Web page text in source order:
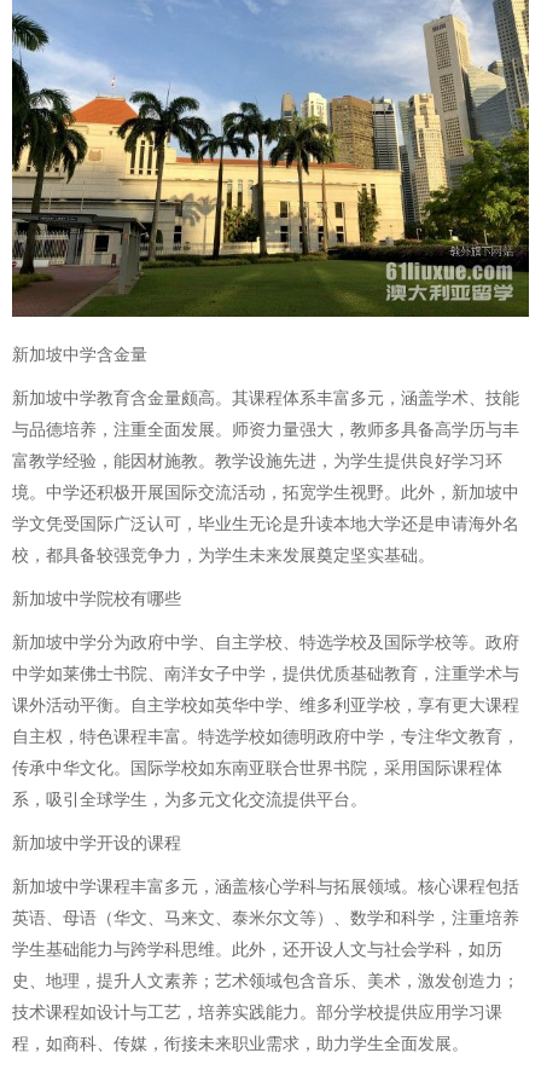
新加坡中学含金量
新加坡中学教育含金量颇高。其课程体系丰富多元，涵盖学术、技能
与品德培养，注重全面发展。师资力量强大，教师多具备高学历与丰
富教学经验，能因材施教。教学设施先进，为学生提供良好学习环
境。中学还积极开展国际交流活动，拓宽学生视野。此外，新加坡中
学文凭受国际广泛认可，毕业生无论是升读本地大学还是申请海外名
校，都具备较强竞争力，为学生未来发展奠定坚实基础。
新加坡中学院校有哪些
新加坡中学分为政府中学、自主学校、特选学校及国际学校等。政府
中学如莱佛士书院、南洋女子中学，提供优质基础教育，注重学术与
课外活动平衡。自主学校如英华中学、维多利亚学校，享有更大课程
自主权，特色课程丰富。特选学校如德明政府中学，专注华文教育，
传承中华文化。国际学校如东南亚联合世界书院，采用国际课程体
系，吸引全球学生，为多元文化交流提供平台。
新加坡中学开设的课程
新加坡中学课程丰富多元，涵盖核心学科与拓展领域。核心课程包括
英语、母语（华文、马来文、泰米尔文等）、数学和科学，注重培养
学生基础能力与跨学科思维。此外，还开设人文与社会学科，如历
史、地理，提升人文素养；艺术领域包含音乐、美术，激发创造力；
技术课程如设计与工艺，培养实践能力。部分学校提供应用学习课
程，如商科、传媒，衔接未来职业需求，助力学生全面发展。